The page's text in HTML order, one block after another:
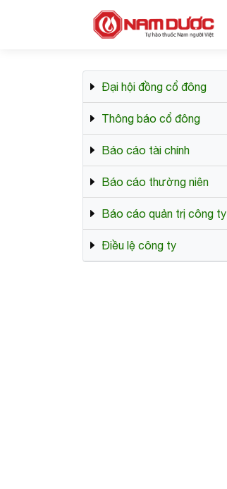
Đại hội đồng cổ đông
Thông báo cổ đông
Báo cáo tài chính
Báo cáo thường niên
Báo cáo quản trị công ty
Điều lệ công ty